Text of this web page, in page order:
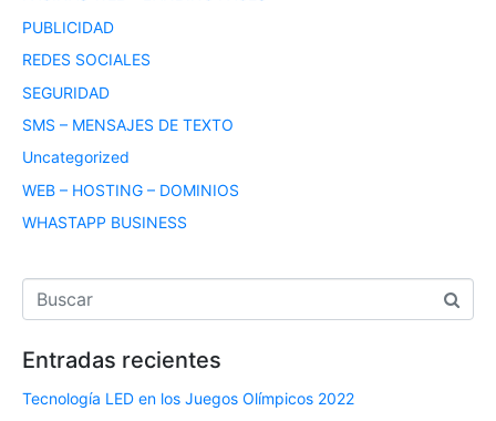
PUBLICIDAD
REDES SOCIALES
SEGURIDAD
SMS – MENSAJES DE TEXTO
Uncategorized
WEB – HOSTING – DOMINIOS
WHASTAPP BUSINESS
Entradas recientes
Tecnología LED en los Juegos Olímpicos 2022